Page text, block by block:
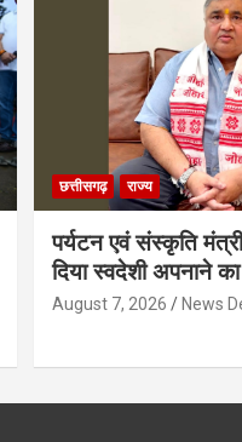
छत्तीसगढ़ राज्य
पर्यटन एवं संस्कृति
दिया स्वदेशी अपनाने
August 7, 2026 News